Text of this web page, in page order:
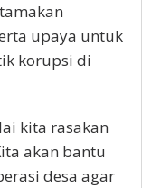
upaya untuk
korupsi di
kita rasakan
akan bantu
desa agar